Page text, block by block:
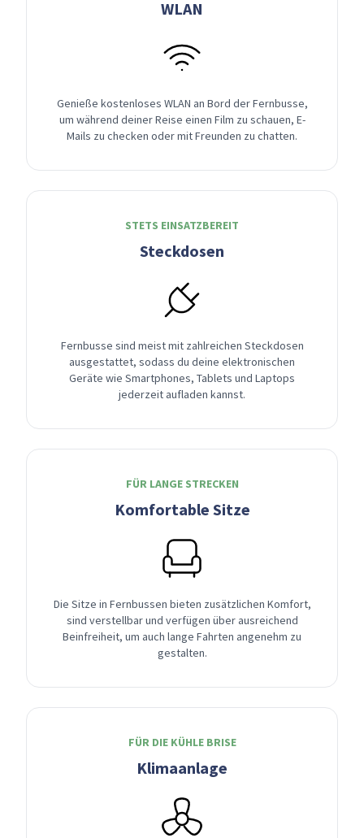
WLAN
Genieße kostenloses WLAN an Bord der Fernbusse,
um während deiner Reise einen Film zu schauen, E-
Mails zu checken oder mit Freunden zu chatten.
STETS EINSATZBEREIT
Steckdosen
Fernbusse sind meist mit zahlreichen Steckdosen
ausgestattet, sodass du deine elektronischen
Geräte wie Smartphones, Tablets und Laptops
jederzeit aufladen kannst.
FÜR LANGE STRECKEN
Komfortable Sitze
Die Sitze in Fernbussen bieten zusätzlichen Komfort,
sind verstellbar und verfügen über ausreichend
Beinfreiheit, um auch lange Fahrten angenehm zu
gestalten.
FÜR DIE KÜHLE BRISE
Klimaanlage